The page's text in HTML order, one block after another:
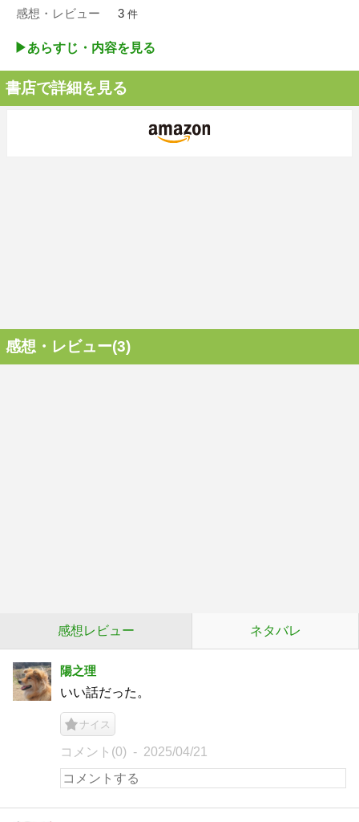
感想・レビュー 3 件
▶︎あらすじ・内容を見る
書店で詳細を見る
感想・レビュー(3)
感想レビュー ネタバレ
陽之理
いい話だった。
ナイス
コメント(0) 2025/04/21